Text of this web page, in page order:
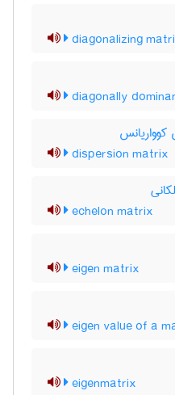
diagonalizing
diagonally
dispersion matrix
echelon matrix
eigen matrix
eigen value of a
eigenmatrix